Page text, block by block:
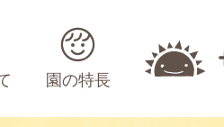
園の特長